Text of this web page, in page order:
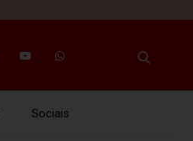
Sociais